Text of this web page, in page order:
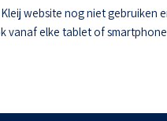
website nog niet gebruiken
vanaf elke tablet of